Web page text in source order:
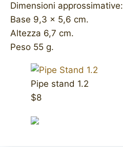
Dimensioni approssimative:
Base 9,3 x 5,6 cm.
Altezza 6,7 ​​cm.
Peso 55 g.
Pipe stand 1.2
$8